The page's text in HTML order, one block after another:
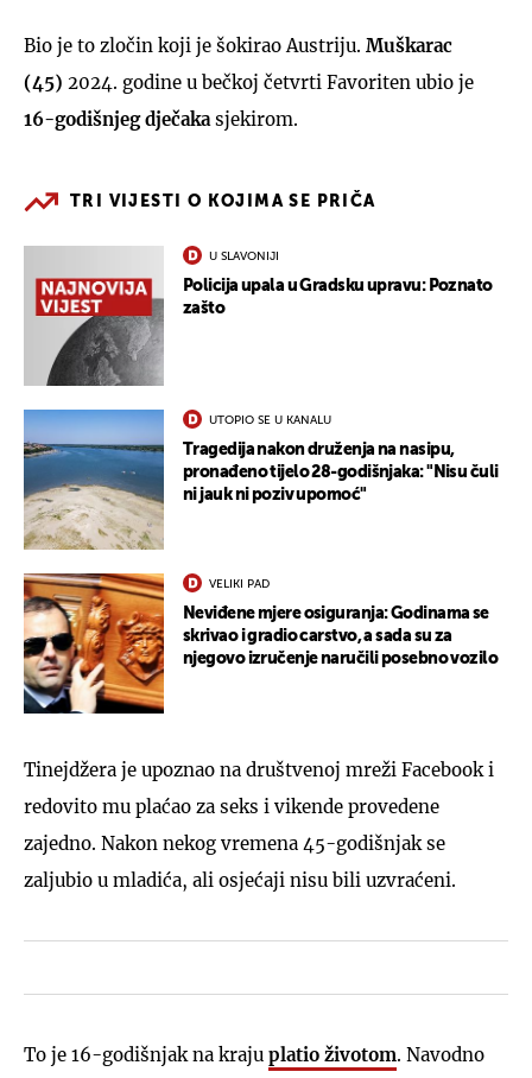
Bio je to zločin koji je šokirao Austriju. Muškarac
(45) 2024. godine u bečkoj četvrti Favoriten ubio je
16-godišnjeg dječaka sjekirom.
TRI VIJESTI O KOJIMA SE PRIČA
U SLAVONIJI
Policija upala u Gradsku upravu: Poznato
zašto
UTOPIO SE U KANALU
Tragedija nakon druženja na nasipu,
pronađeno tijelo 28-godišnjaka: "Nisu čuli
ni jauk ni poziv upomoć"
VELIKI PAD
Neviđene mjere osiguranja: Godinama se
skrivao i gradio carstvo, a sada su za
njegovo izručenje naručili posebno vozilo
Tinejdžera je upoznao na društvenoj mreži Facebook i
redovito mu plaćao za seks i vikende provedene
zajedno. Nakon nekog vremena 45-godišnjak se
zaljubio u mladića, ali osjećaji nisu bili uzvraćeni.
To je 16-godišnjak na kraju platio životom. Navodno